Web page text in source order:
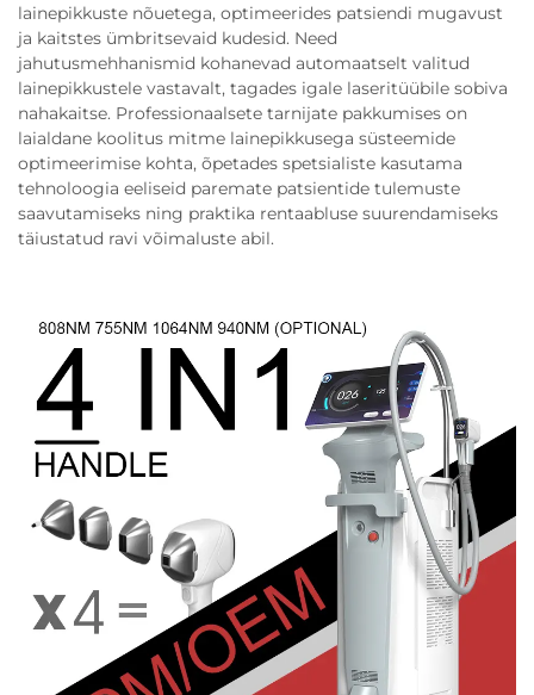
lainepikkuste nõuetega, optimeerides patsiendi mugavust
ja kaitstes ümbritsevaid kudesid. Need
jahutusmehhanismid kohanevad automaatselt valitud
lainepikkustele vastavalt, tagades igale laseritüübile sobiva
nahakaitse. Professionaalsete tarnijate pakkumises on
laialdane koolitus mitme lainepikkusega süsteemide
optimeerimise kohta, õpetades spetsialiste kasutama
tehnoloogia eeliseid paremate patsientide tulemuste
saavutamiseks ning praktika rentaabluse suurendamiseks
täiustatud ravi võimaluste abil.